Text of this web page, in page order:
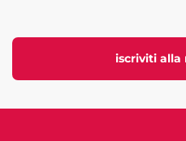
iscriviti alla